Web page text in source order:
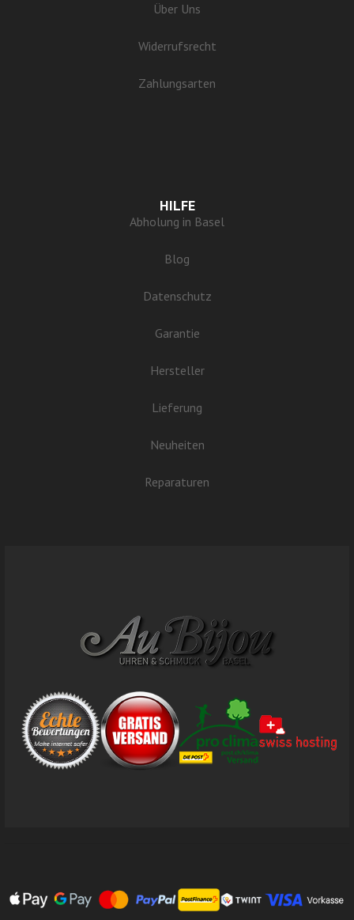
Über Uns
Widerrufsrecht
Zahlungsarten
HILFE
Abholung in Basel
Blog
Datenschutz
Garantie
Hersteller
Lieferung
Neuheiten
Reparaturen